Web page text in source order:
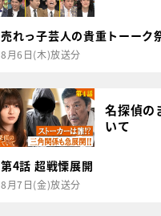
売れっ子芸人の貴重トーーク
8月6日(木)放送分
名探偵の
いて
第4話 超戦慄展開
8月7日(金)放送分